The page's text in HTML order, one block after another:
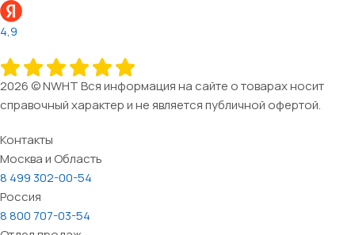
4,9
2026 © NWHT Вся информация на сайте о товарах носит
справочный характер и не является публичной офертой.
Контакты
Москва и Область
8 499 302-00-54
Россия
8 800 707-03-54